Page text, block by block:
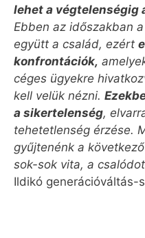
lehet a végtelenségig
Ebben az időszakban
együtt a család, ezért
konfrontációk,
céges ügyekre
kell velük nézni.
a sikertelenség,
tehetetlenség érzése.
gyűjtenénk a
sok-sok vita, a
Ildikó generációváltás-